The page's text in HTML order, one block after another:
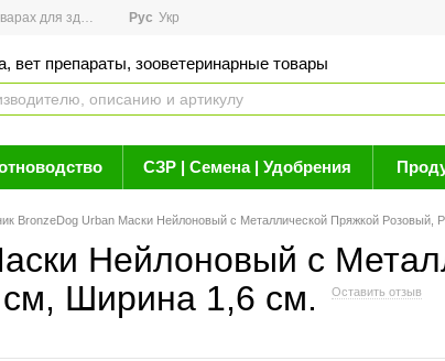
для здоровья Новости
Рус Укр
вет препараты, зооветеринарные товары
СЗР | Семена | Удобрения
BronzeDog Urban Маски Нейлоновый с Металлической Пряжкой Розовый,
Нейлоновый с
Ширина 1,6 см.
Оставить отзыв